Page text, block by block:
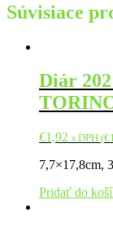
Súvisiace
Diár
€1,92 s DPH (€
7,7×17,8cm,
Pridať do